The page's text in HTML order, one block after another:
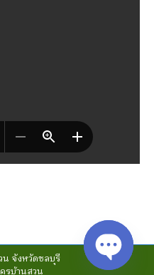
น จังหวัดชลบุรี
รบ้านสวน